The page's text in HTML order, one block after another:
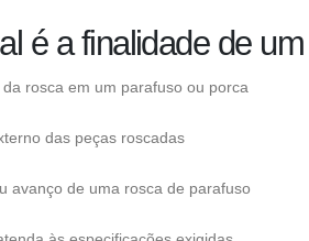
é a finalidade de
rosca em um parafuso ou porca
das peças roscadas
avanço de uma rosca de parafuso